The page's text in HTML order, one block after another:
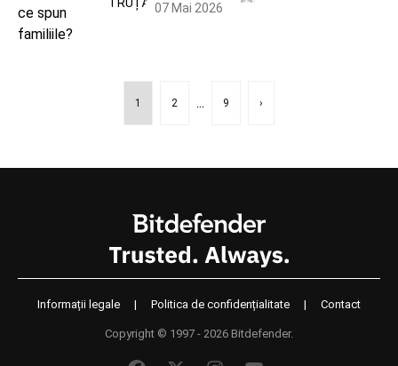
07 Mai 2026
1 2 ... 9 ›
Informații legale | Politica de confidențialitate | Contact
Copyright © 1997 - 2026 Bitdefender.